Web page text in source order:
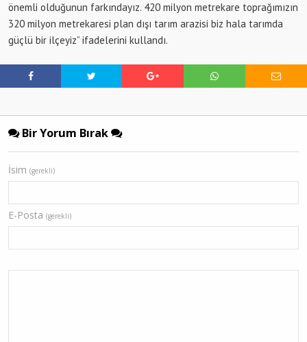
önemli olduğunun farkındayız. 420 milyon metrekare toprağımızın
320 milyon metrekaresi plan dışı tarım arazisi biz hala tarımda
güçlü bir ilçeyiz” ifadelerini kullandı.
Bir Yorum Bırak
İsim (gerekli)
E-Posta (gerekli)